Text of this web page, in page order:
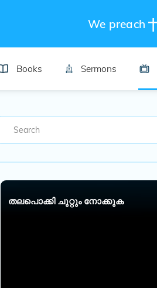
We preach
Books Sermons
തലപൊക്കി ചുറ്റും നോക്കുക